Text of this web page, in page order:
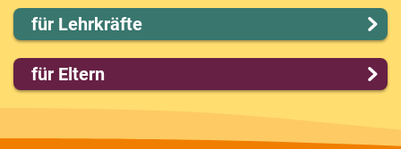
für Lehrkräfte
Lernmodule
Unterrichts­materialien
Praxishilfen
für Eltern
Spieletipps & Lernsoftware